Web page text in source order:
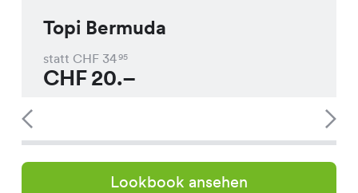
Topi Bermuda
statt CHF 3495
CHF20.–
Lookbook ansehen